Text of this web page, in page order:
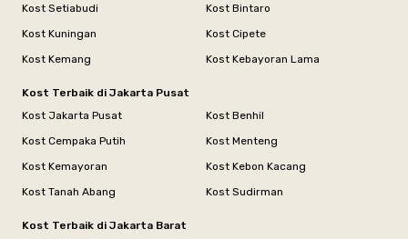
Kost Setiabudi
Kost Bintaro
Kost Kuningan
Kost Cipete
Kost Kemang
Kost Kebayoran Lama
Kost Terbaik di Jakarta Pusat
Kost Jakarta Pusat
Kost Benhil
Kost Cempaka Putih
Kost Menteng
Kost Kemayoran
Kost Kebon Kacang
Kost Tanah Abang
Kost Sudirman
Kost Terbaik di Jakarta Barat